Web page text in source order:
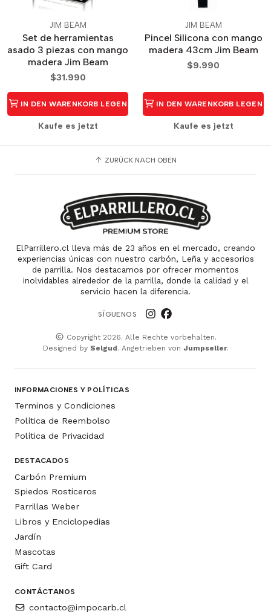
JIM BEAM
Set de herramientas
asado 3 piezas con mango
madera Jim Beam
$31.990
IN DEN WARENKORB LEGEN
Kaufe es jetzt
JIM BEAM
Pincel Silicona con mango
madera 43cm Jim Beam
$9.990
IN DEN WARENKORB LEGEN
Kaufe es jetzt
ZURÜCK NACH OBEN
ElParrillero.cl lleva más de 23 años en el mercado, creando
experiencias únicas con nuestro carbón, Leña y accesorios
de parrilla. Nos destacamos por ofrecer momentos
inolvidables alrededor de la parrilla, donde la calidad y el
servicio hacen la diferencia.
SÍGUENOS
Copyright 2026. Alle Rechte vorbehalten.
Designed by Selgud. Angetrieben von Jumpseller.
INFORMACIONES Y POLÍTICAS
Terminos y Condiciones
Política de Reembolso
Política de Privacidad
DESTACADOS
Carbón Premium
Spiedos Rosticeros
Parrillas Weber
Libros y Enciclopedias
Jardín
Mascotas
Gift Card
CONTÁCTANOS
contacto@impocarb.cl